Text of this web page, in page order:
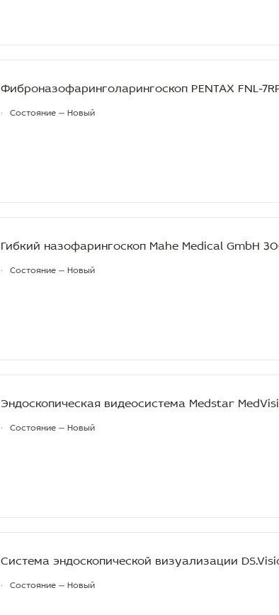
Фиброназофаринголарингоскоп PENTAX FNL-
• Состояние — Новый
Гибкий назофарингоскоп Mahe Medical GmbH
• Состояние — Новый
Эндоскопическая видеосистема Medstar
• Состояние — Новый
Система эндоскопической визуализации
• Состояние — Новый